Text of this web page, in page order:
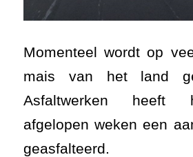
Momenteel wordt op
mais van het land
Asfaltwerken heeft
afgelopen weken een
geasfalteerd.